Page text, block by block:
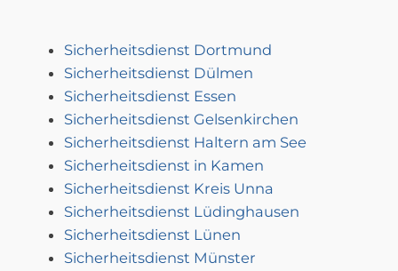
Sicherheitsdienst Dortmund
Sicherheitsdienst Dülmen
Sicherheitsdienst Essen
Sicherheitsdienst Gelsenkirchen
Sicherheitsdienst Haltern am See
Sicherheitsdienst in Kamen
Sicherheitsdienst Kreis Unna
Sicherheitsdienst Lüdinghausen
Sicherheitsdienst Lünen
Sicherheitsdienst Münster